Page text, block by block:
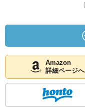
Amazon
詳細ページへ